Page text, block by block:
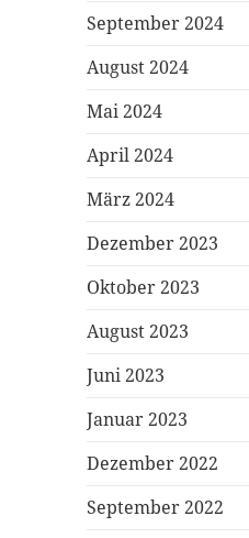
September 2024
August 2024
Mai 2024
April 2024
März 2024
Dezember 2023
Oktober 2023
August 2023
Juni 2023
Januar 2023
Dezember 2022
September 2022